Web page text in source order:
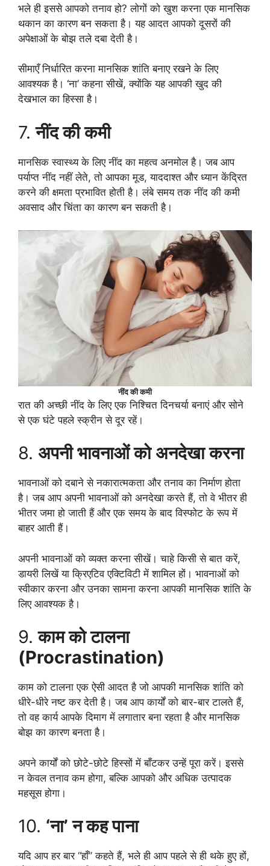
भले ही इससे आपको तनाव हो? लोगों को खुश करना एक मानसिक
थकान का कारण बन सकता है। यह आदत आपको दूसरों की
अपेक्षाओं के बोझ तले दबा देती है।
सीमाएँ निर्धारित करना मानसिक शांति बनाए रखने के लिए
आवश्यक है। ‘ना’ कहना सीखें, क्योंकि यह आपकी खुद की
देखभाल का हिस्सा है।
7.नींद की कमी
मानसिक स्वास्थ्य के लिए नींद का महत्व अनमोल है। जब आप
पर्याप्त नींद नहीं लेते, तो आपका मूड, याददाश्त और ध्यान केंद्रित
करने की क्षमता प्रभावित होती है। लंबे समय तक नींद की कमी
अवसाद और चिंता का कारण बन सकती है।
नींद की कमी
रात की अच्छी नींद के लिए एक निश्चित दिनचर्या बनाएं और सोने
से एक घंटे पहले स्क्रीन से दूर रहें।
8. अपनी भावनाओं को अनदेखा करना
भावनाओं को दबाने से नकारात्मकता और तनाव का निर्माण होता
है। जब आप अपनी भावनाओं को अनदेखा करते हैं, तो वे भीतर ही
भीतर जमा हो जाती हैं और एक समय के बाद विस्फोट के रूप में
बाहर आती हैं।
अपनी भावनाओं को व्यक्त करना सीखें। चाहे किसी से बात करें,
डायरी लिखें या क्रिएटिव एक्टिविटी में शामिल हों। भावनाओं को
स्वीकार करना और उनका सामना करना आपकी मानसिक शांति के
लिए आवश्यक है।
9.काम को टालना
(Procrastination)
काम को टालना एक ऐसी आदत है जो आपकी मानसिक शांति को
धीरे-धीरे नष्ट कर देती है। जब आप कार्यों को बार-बार टालते हैं,
तो वह कार्य आपके दिमाग में लगातार बना रहता है और मानसिक
बोझ का कारण बनता है।
अपने कार्यों को छोटे-छोटे हिस्सों में बाँटकर उन्हें पूरा करें। इससे
न केवल तनाव कम होगा, बल्कि आपको और अधिक उत्पादक
महसूस होगा।
10. ‘ना’ न कह पाना
यदि आप हर बार “हाँ” कहते हैं, भले ही आप पहले से ही थके हुए हों,